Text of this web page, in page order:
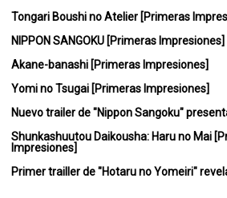
Tongari Boushi no Atelier [Primeras
NIPPON SANGOKU [Primeras Impresiones]
Akane-banashi [Primeras Impresiones]
Yomi no Tsugai [Primeras Impresiones]
Nuevo trailer de "Nippon Sangoku"
Shunkashuutou Daikousha: Haru no Mai
Impresiones]
Primer trailler de "Hotaru no Yomeiri"